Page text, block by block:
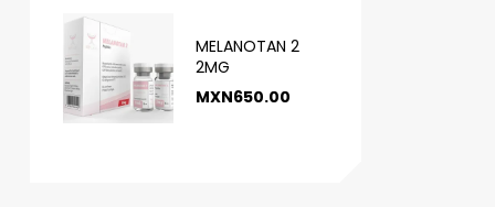
MELANOTAN 2
2MG
MXN650.00